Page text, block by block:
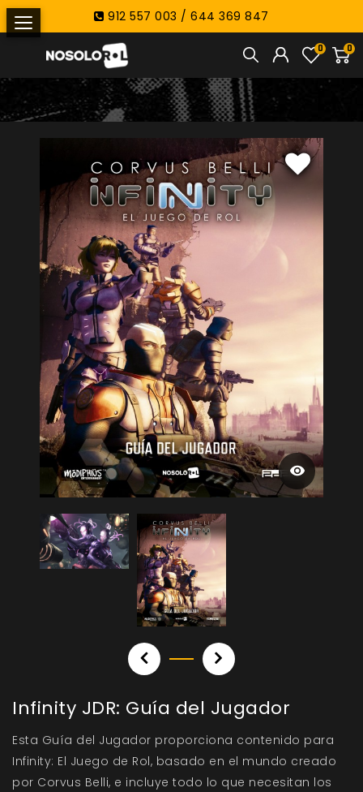
912 557 003 / 644 369 847
0
0
Infinity JDR: Guía del Jugador
Esta Guía del Jugador proporciona contenido para
Infinity: El Juego de Rol, basado en el mundo creado
por Corvus Belli, e incluye todo lo que necesitan los